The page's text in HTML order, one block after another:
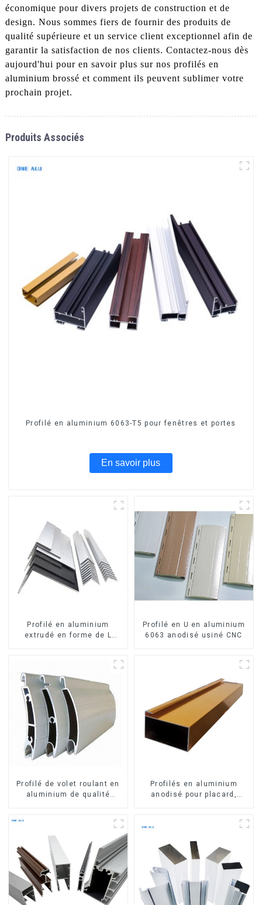
économique pour divers projets de construction et de
design. Nous sommes fiers de fournir des produits de
qualité supérieure et un service client exceptionnel afin de
garantir la satisfaction de nos clients. Contactez-nous dès
aujourd'hui pour en savoir plus sur nos profilés en
aluminium brossé et comment ils peuvent sublimer votre
prochain projet.
Produits Associés
Profilé en aluminium 6063-T5 pour fenêtres et portes
En savoir plus
Profilé en aluminium
extrudé en forme de L
Profilé en U en aluminium
6063 anodisé usiné CNC
Profilé de volet roulant en
aluminium de qualité
Profilés en aluminium
anodisé pour placard,